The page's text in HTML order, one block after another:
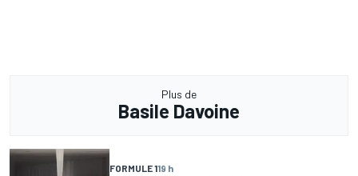
Plus de
Basile Davoine
FORMULE 119 h